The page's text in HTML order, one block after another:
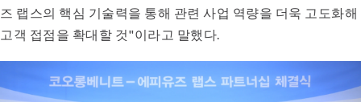
즈 랩스의 핵심 기술력을 통해 관련 사업 역량을 더욱 고도화해
고객 접점을 확대할 것"이라고 말했다.